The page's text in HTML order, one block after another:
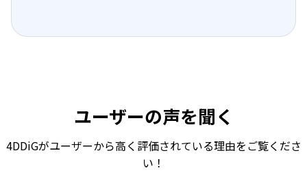
ユーザーの声を聞く
4DDiGがユーザーから高く評価されている理由をご覧くださ
い！